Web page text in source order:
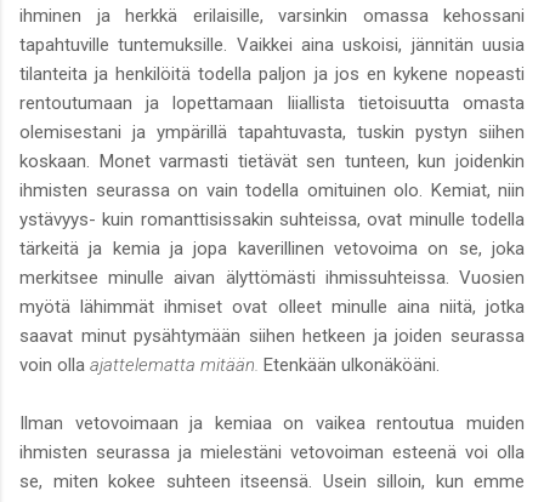
ihminen ja herkkä erilaisille, varsinkin omassa kehossani
tapahtuville tuntemuksille. Vaikkei aina uskoisi, jännitän uusia
tilanteita ja henkilöitä todella paljon ja jos en kykene nopeasti
rentoutumaan ja lopettamaan liiallista tietoisuutta omasta
olemisestani ja ympärillä tapahtuvasta, tuskin pystyn siihen
koskaan. Monet varmasti tietävät sen tunteen, kun joidenkin
ihmisten seurassa on vain todella omituinen olo. Kemiat, niin
ystävyys- kuin romanttisissakin suhteissa, ovat minulle todella
tärkeitä ja kemia ja jopa kaverillinen vetovoima on se, joka
merkitsee minulle aivan älyttömästi ihmissuhteissa. Vuosien
myötä lähimmät ihmiset ovat olleet minulle aina niitä, jotka
saavat minut pysähtymään siihen hetkeen ja joiden seurassa
voin olla ajattelematta mitään. Etenkään ulkonäköäni.
Ilman vetovoimaan ja kemiaa on vaikea rentoutua muiden
ihmisten seurassa ja mielestäni vetovoiman esteenä voi olla
se, miten kokee suhteen itseensä. Usein silloin, kun emme